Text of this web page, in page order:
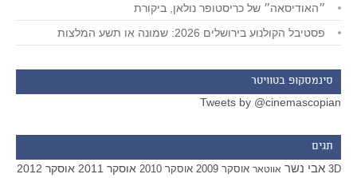
״האודיסאה״ של כריסטופר נולאן, ביקורת
פסטיבל הקולנוע בירושלים 2026: שמונה או תשע המלצות
סינמסקופ בטוויטר
Tweets by @cinemascopian
תגים
3D אבי נשר אווטאר אוסקר 2009 אוסקר 2010 אוסקר 2011 אוסקר 2012